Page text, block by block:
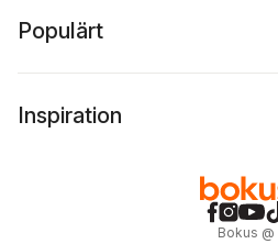
Populärt
Inspiration
Bokus @